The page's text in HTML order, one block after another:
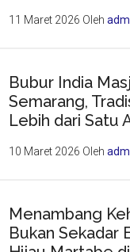
11 Maret 2026 Oleh
Bubur India
Semarang,
Lebih dari Satu
10 Maret 2026 Oleh
Menambang
Bukan Sekadar